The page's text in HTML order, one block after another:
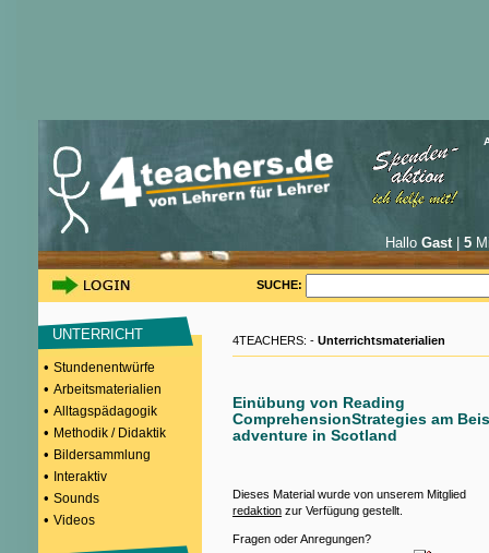
Hallo Gast| 5
SUCHE:
UNTERRICHT
• Stundenentwürfe
• Arbeitsmaterialien
• Alltagspädagogik
• Methodik / Didaktik
• Bildersammlung
• Interaktiv
• Sounds
• Videos
4TEACHERS: - Unterrichtsmaterialien
Einübung von Reading
ComprehensionStrategies am
adventure in Scotland
Dieses Material wurde von unserem Mitglied
redaktion zur Verfügung gestellt.
Fragen oder Anregungen?